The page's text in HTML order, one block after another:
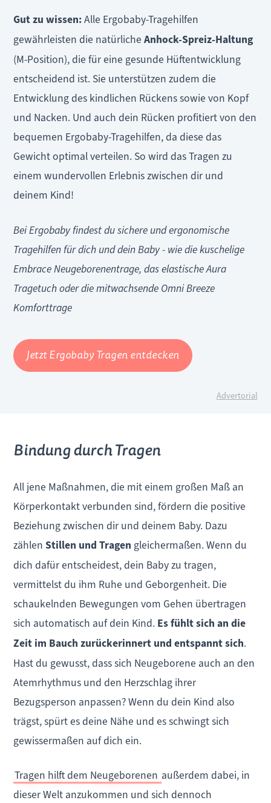
Gut zu wissen: Alle Ergobaby-Tragehilfen
gewährleisten die natürlicheAnhock-Spreiz-Haltung
(M-Position), die für eine gesunde Hüftentwicklung
entscheidend ist. Sie unterstützen zudem die
Entwicklung des kindlichen Rückens sowie von Kopf
und Nacken. Und auch dein Rücken profitiert von den
bequemen Ergobaby-Tragehilfen, da diese das
Gewicht optimal verteilen. So wird das Tragen zu
einem wundervollen Erlebnis zwischen dir und
deinem Kind!
Bei Ergobaby findest du sichere und ergonomische
Tragehilfen für dich und dein Baby - wie die kuschelige
Embrace Neugeborenentrage, das elastische Aura
Tragetuch oder die mitwachsende Omni Breeze
Komforttrage
Jetzt Ergobaby Tragen entdecken
Advertorial
Bindung durch Tragen
All jene Maßnahmen, die mit einem großen Maß an
Körperkontakt verbunden sind, fördern die positive
Beziehung zwischen dir und deinem Baby. Dazu
zählenStillen und Tragen gleichermaßen. Wenn du
dich dafür entscheidest, dein Baby zu tragen,
vermittelst du ihm Ruhe und Geborgenheit. Die
schaukelnden Bewegungen vom Gehen übertragen
sich automatisch auf dein Kind. Es fühlt sich an die
Zeit im Bauch zurückerinnert und entspannt sich.
Hast du gewusst, dass sich Neugeborene auch an den
Atemrhythmus und den Herzschlag ihrer
Bezugsperson anpassen? Wenn du dein Kind also
trägst, spürt es deine Nähe und es schwingt sich
gewissermaßen auf dich ein.
Tragen hilft dem Neugeborenen außerdem dabei, in
dieser Welt anzukommen und sich dennoch